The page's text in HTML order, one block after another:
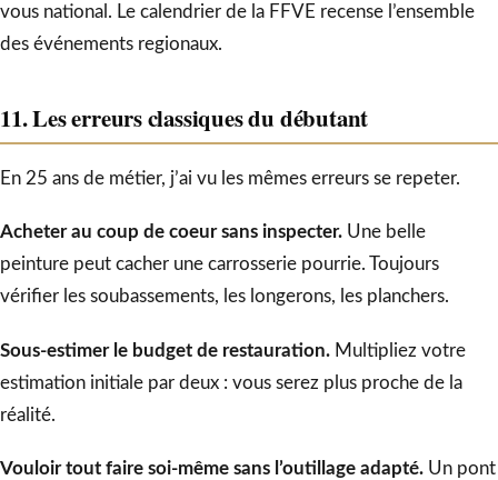
vous national. Le calendrier de la FFVE recense l’ensemble
des événements regionaux.
11. Les erreurs classiques du débutant
En 25 ans de métier, j’ai vu les mêmes erreurs se repeter.
Acheter au coup de coeur sans inspecter. Une belle
peinture peut cacher une carrosserie pourrie. Toujours
vérifier les soubassements, les longerons, les planchers.
Sous-estimer le budget de restauration. Multipliez votre
estimation initiale par deux : vous serez plus proche de la
réalité.
Vouloir tout faire soi-même sans l’outillage adapté. Un pont